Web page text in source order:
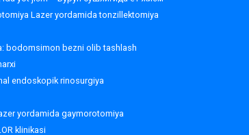
Lazer yordamida tonzillektomiya
bodomsimon bezni olib tashlash
endoskopik rinosurgiya
yordamida gaymorotomiya
klinikasi